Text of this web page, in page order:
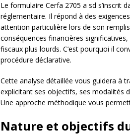
Le formulaire Cerfa 2705 a sd s’inscrit
réglementaire. Il répond à des
attention particulière lors de son
conséquences financières
fiscaux plus lourds. C’est pourquoi il
procédure déclarative.
Cette analyse détaillée vous guidera à
explicitant ses objectifs, ses modalités
Une approche méthodique vous
Nature et objectifs